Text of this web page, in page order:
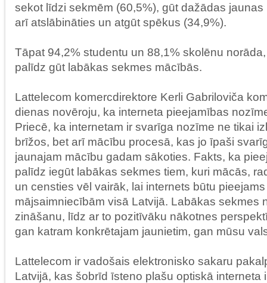
sekot līdzi sekmēm (60,5%), gūt dažādas jaunas
arī atslābināties un atgūt spēkus (34,9%).
Tāpat 94,2% studentu un 88,1% skolēnu
palīdz gūt labākas sekmes mācībās.
Lattelecom komercdirektore Kerli Gabriloviča
dienas novēroju, ka interneta pieejamības
Priecē, ka internetam ir svarīga nozīme ne tikai
brīžos, bet arī mācību procesā, kas jo īpaši
jaunajam mācību gadam sākoties. Fakts, ka
palīdz iegūt labākas sekmes tiem, kuri mācās,
un censties vēl vairāk, lai internets būtu
mājsaimniecībām visā Latvijā. Labākas sekmes
zināšanu, līdz ar to pozitīvāku nākotnes
gan katram konkrētajam jaunietim, gan mūsu
Lattelecom ir vadošais elektronisko sakaru
Latvijā, kas šobrīd īsteno plašu optiskā interneta